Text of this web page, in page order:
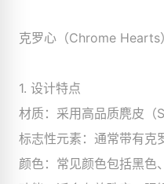
克罗心（Chrome Hearts
1. 设计特点
材质：采用高品质麂皮（
标志性元素：通常带有克
颜色：常见颜色包括黑色